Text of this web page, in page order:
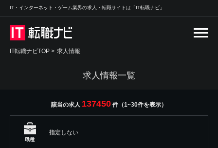
IT・インターネット・ゲーム業界の求人・転職サイトは「IT転職ナビ」
IT転職ナビTOP > 求人情報
求人情報一覧
該当の求人 137450 件（1~30件を表示）
職種
指定しない